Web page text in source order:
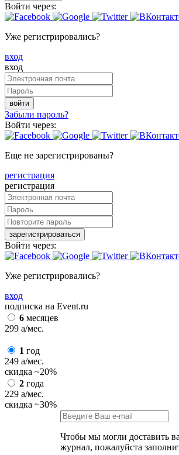
Войти через:
Уже регистрировались?
вход
вход
войти
Забыли пароль?
Войти через:
Еще не зарегистрированы?
регистрация
регистрация
зарегистрироваться
Войти через:
Уже регистрировались?
вход
подписка на Event.ru
6 месяцев
299 a/мес.
1 год
249 a/мес.
скидка ~20%
2 года
229 a/мес.
скидка ~30%
Чтобы мы могли доставить
журнал, пожалуйста